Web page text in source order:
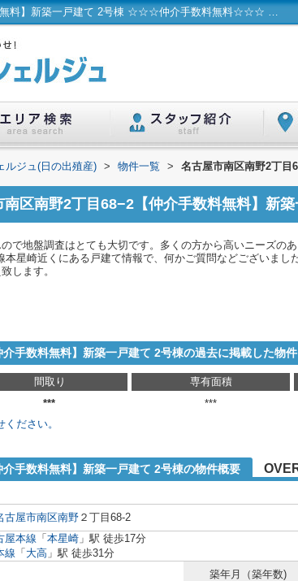
名古屋市南区南野2丁目68−2【仲介手数料無料】新築一戸建て 2号棟 ☆☆☆仲介手数料無料☆☆☆ 名古屋市...／ハウスコンシェルジュ(日の出殖産)
ルジュ(日の出殖産) > 物件一覧 > 名古屋市南区南野2丁目
区南野2丁目68−2【仲介手数料無料】新
で地盤調査はとても大切です。多くの方から高いニーズの
星崎近くにある戸建て情報で、何かご質問などございまし
します。
手数料無料】新築一戸建て 2号棟の過去に掲載した物件
間取り 専有面積
*** ***
ださい。
手数料無料】新築一戸建て 2号棟の物件概要
古屋市南区南野 ２丁目68-2
屋本線 「 本星崎 」駅 徒歩17分
線 「 大高 」駅 徒歩31分
築年月（築年数)